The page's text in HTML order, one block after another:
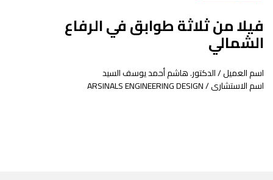
فيلا من ثلاثة طوابق في الرفاع
الشمالي
اسم العميل / الدكتور. هاشم أحمد يوسف السيد
اسم الاستشارى / ARSINALS ENGINEERING DESIGN